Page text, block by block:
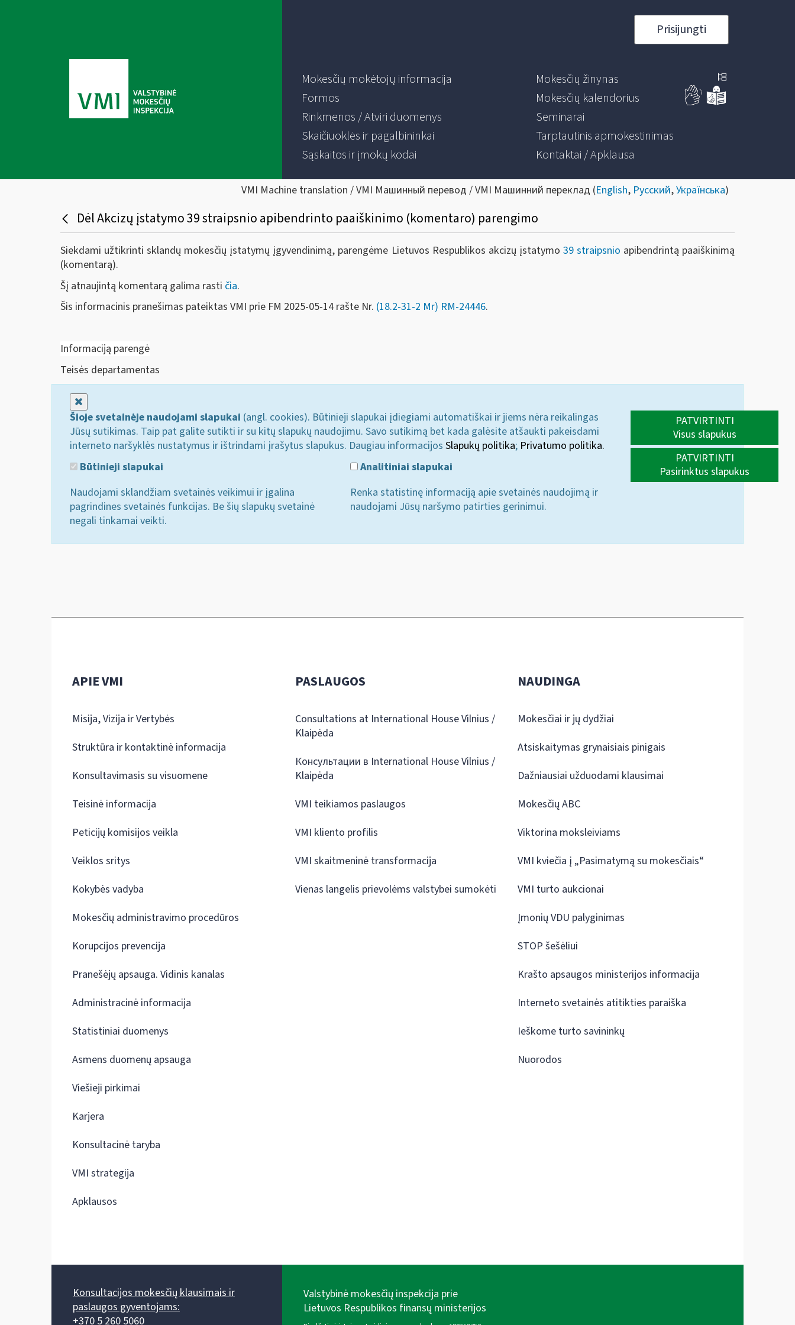
Prisijungti
Mokesčių mokėtojų informacija
Formos
Rinkmenos / Atviri duomenys
Skaičiuoklės ir pagalbininkai
Sąskaitos ir įmokų kodai
Mokesčių žinynas
Mokesčių kalendorius
Seminarai
Tarptautinis apmokestinimas
Kontaktai / Apklausa
VMI Machine translation / VMI Машинный перевод / VMI Машинний переклад (English, Русский,Українська)
Dėl Akcizų įstatymo 39 straipsnio apibendrinto paaiškinimo (komentaro) parengimo
Siekdami užtikrinti sklandų mokesčių įstatymų įgyvendinimą, parengėme Lietuvos Respublikos akcizų įstatymo 39 straipsnio apibendrintą paaiškinimą
(komentarą).
Šį atnaujintą komentarą galima rasti čia.
Šis informacinis pranešimas pateiktas VMI prie FM 2025-05-14 rašte Nr. (18.2-31-2 Mr) RM-24446.
Informaciją parengė
Teisės departamentas
Šioje svetainėje naudojami slapukai (angl. cookies). Būtinieji slapukai įdiegiami automatiškai ir jiems nėra reikalingas
Jūsų sutikimas. Taip pat galite sutikti ir su kitų slapukų naudojimu. Savo sutikimą bet kada galėsite atšaukti pakeisdami
interneto naršyklės nustatymus ir ištrindami įrašytus slapukus. Daugiau informacijos Slapukų politika; Privatumo politika.
Būtinieji slapukai
Naudojami sklandžiam svetainės veikimui ir įgalina
pagrindines svetainės funkcijas. Be šių slapukų svetainė
negali tinkamai veikti.
Analitiniai slapukai
Renka statistinę informaciją apie svetainės naudojimą ir
naudojami Jūsų naršymo patirties gerinimui.
PATVIRTINTI
Visus slapukus
PATVIRTINTI
Pasirinktus slapukus
APIE VMI
Misija, Vizija ir Vertybės
Struktūra ir kontaktinė informacija
Konsultavimasis su visuomene
Teisinė informacija
Peticijų komisijos veikla
Veiklos sritys
Kokybės vadyba
Mokesčių administravimo procedūros
Korupcijos prevencija
Pranešėjų apsauga. Vidinis kanalas
Administracinė informacija
Statistiniai duomenys
Asmens duomenų apsauga
Viešieji pirkimai
Karjera
Konsultacinė taryba
VMI strategija
Apklausos
PASLAUGOS
Consultations at International House Vilnius /
Klaipėda
Консультации в International House Vilnius /
Klaipėda
VMI teikiamos paslaugos
VMI kliento profilis
VMI skaitmeninė transformacija
Vienas langelis prievolėms valstybei sumokėti
NAUDINGA
Mokesčiai ir jų dydžiai
Atsiskaitymas grynaisiais pinigais
Dažniausiai užduodami klausimai
Mokesčių ABC
Viktorina moksleiviams
VMI kviečia į „Pasimatymą su mokesčiais“
VMI turto aukcionai
Įmonių VDU palyginimas
STOP šešėliui
Krašto apsaugos ministerijos informacija
Interneto svetainės atitikties paraiška
Ieškome turto savininkų
Nuorodos
Konsultacijos mokesčių klausimais ir
paslaugos gyventojams:
+370 5 260 5060
Valstybinė mokesčių inspekcija prie
Lietuvos Respublikos finansų ministerijos